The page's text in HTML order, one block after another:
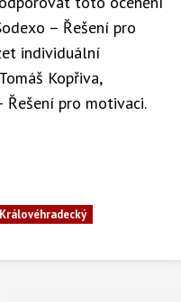
– Řešení pro
individuální
Kopřiva,
pro motivaci.
Královéhradecký